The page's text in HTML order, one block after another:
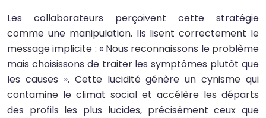
Les collaborateurs perçoivent cette stratégie
comme une manipulation. Ils lisent correctement le
message implicite : « Nous reconnaissons le problème
mais choisissons de traiter les symptômes plutôt que
les causes ». Cette lucidité génère un cynisme qui
contamine le climat social et accélère les départs
des profils les plus lucides, précisément ceux que